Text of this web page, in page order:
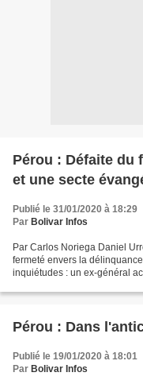
Pérou : Défaite du
et une secte
Publié le 31/01/2020 à 18:29
Par Bolivar Infos
Par Carlos Noriega Daniel
fermeté envers la
inquiétudes : un ex-général
Pérou : Dans
Publié le 19/01/2020 à 18:01
Par Bolivar Infos